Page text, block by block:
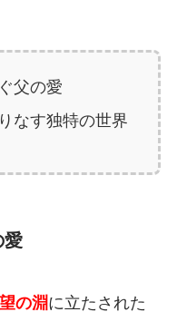
父の愛
なす独特の世界
愛
の淵に立たされた